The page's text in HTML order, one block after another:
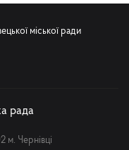
міської ради
рада
м. Чернівці